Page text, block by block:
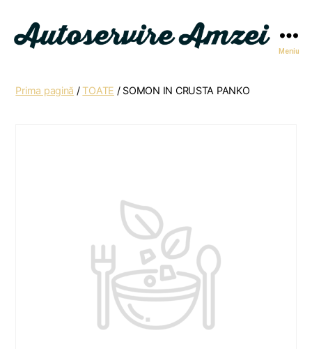
Meniu
Prima pagină /TOATE / SOMON IN CRUSTA PANKO